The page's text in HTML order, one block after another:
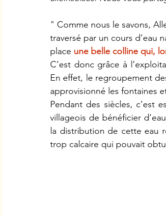
" Comme nous le savons,
traversé par un cours d’eau
place une belle colline qui,
C’est donc grâce à
En effet, le regroupement
approvisionné les fontaines
Pendant des siècles, c’est
villageois de bénéficier
la distribution de cette eau
trop calcaire qui pouvait